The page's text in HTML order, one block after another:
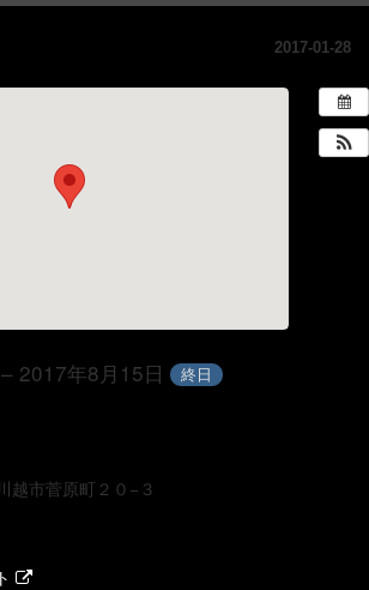
2017-01-28
2017年8月15日 終日
越市菅原町２０−３